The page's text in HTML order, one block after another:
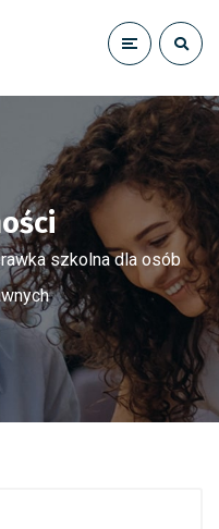
szkolna dla osób